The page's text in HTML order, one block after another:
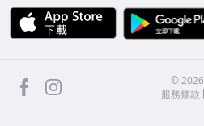
APP Store
facebook ©2026
服務條款